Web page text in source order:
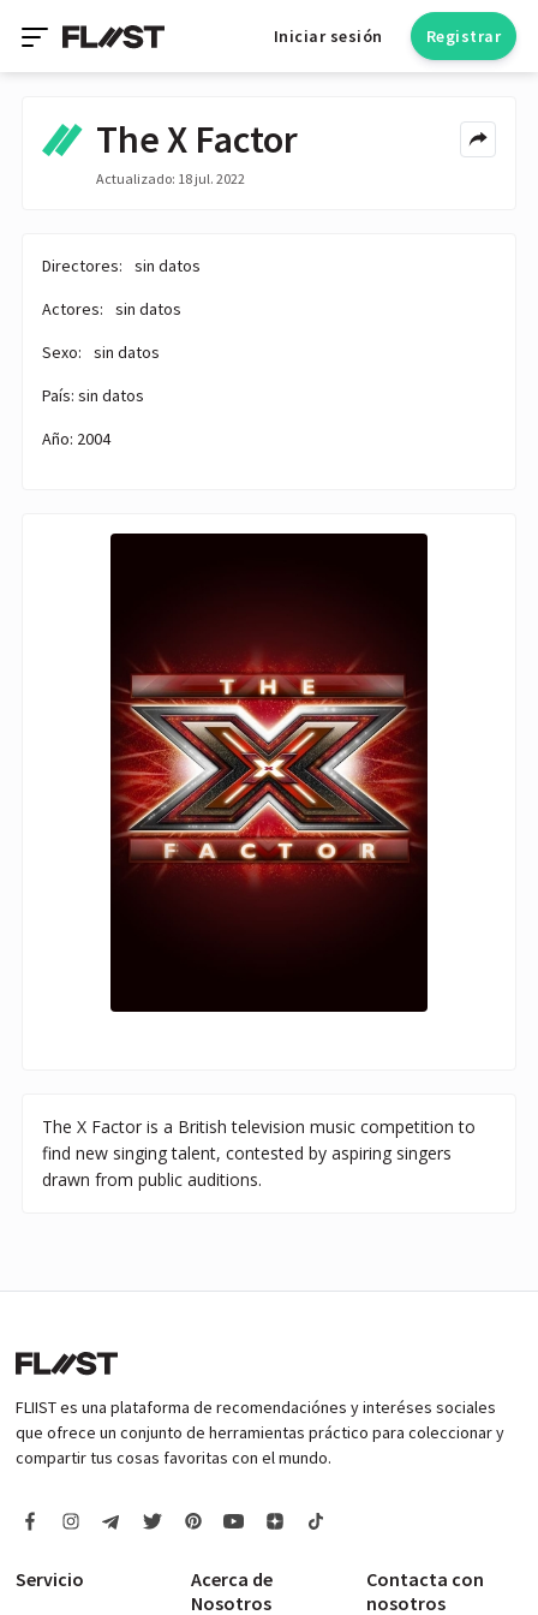
Iniciar sesión Registrar
The X Factor
Actualizado: 18 jul. 2022
Directores:
sin datos
Actores:
sin datos
Sexo:
sin datos
País: sin datos
Año: 2004
The X Factor is a British television music competition to
find new singing talent, contested by aspiring singers
drawn from public auditions.
FLIIST es una plataforma de recomendaciónes y interéses sociales
que ofrece un conjunto de herramientas práctico para coleccionar y
compartir tus cosas favoritas con el mundo.
Servicio
Acerca de
Nosotros
Contacta con
nosotros